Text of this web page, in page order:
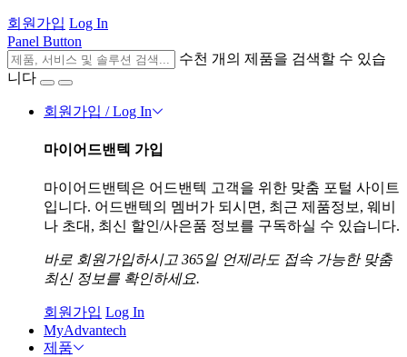
회원가입 Log In
Panel Button
수천 개의 제품을 검색할 수 있습
니다
회원가입 / Log In
마이어드밴텍 가입
마이어드밴텍은 어드밴텍 고객을 위한 맞춤 포털 사이트
입니다. 어드밴텍의 멤버가 되시면, 최근 제품정보, 웨비
나 초대, 최신 할인/사은품 정보를 구독하실 수 있습니다.
바로 회원가입하시고 365일 언제라도 접속 가능한 맞춤
최신 정보를 확인하세요.
회원가입 Log In
MyAdvantech
제품